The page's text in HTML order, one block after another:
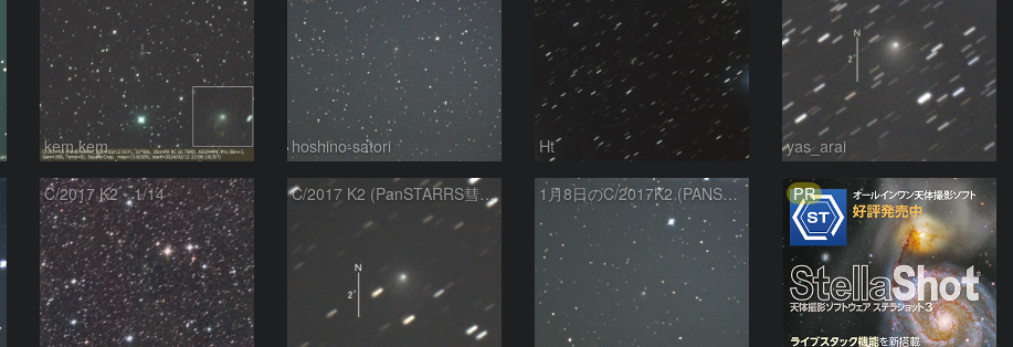
kem.kem hoshino-satori Ht yas_arai
C/2017 K2 1/14 C/2017 K2 (PanSTARRS彗星) 1月8日のC/2017K2 (PANSTARRS) PR